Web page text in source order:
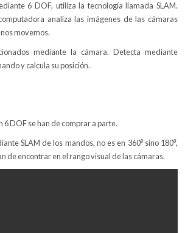
6 DOF, utiliza la tecnología llamada SLAM.
analiza las imágenes de las cámaras
movemos.
mediante la cámara. Detecta mediante
y calcula su posición.
6 DOF se han de comprar a parte.
SLAM de los mandos, no es en 360⁰ sino 180⁰,
de encontrar en el rango visual de las cámaras.